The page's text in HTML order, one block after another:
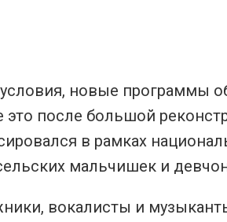
новые программы
это после большой
в рамках
мальчишек и
вокалисты и